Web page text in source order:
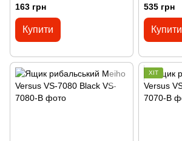
163 грн
Купити
535 грн
Купити
ХІТ